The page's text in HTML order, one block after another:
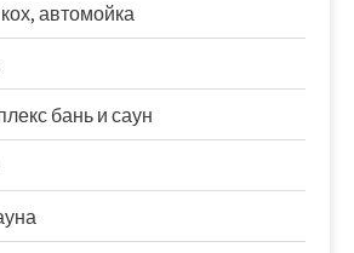
автомойка
бань и саун